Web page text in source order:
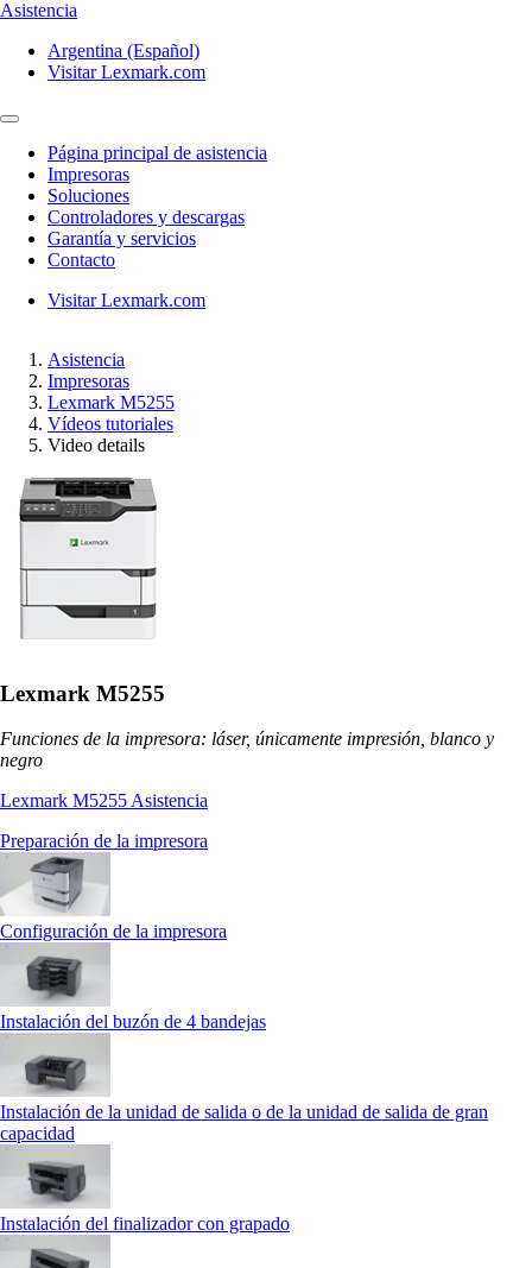
Asistencia
Argentina (Español)
Visitar Lexmark.com
Página principal de asistencia
Impresoras
Soluciones
Controladores y descargas
Garantía y servicios
Contacto
Visitar Lexmark.com
Asistencia
Impresoras
Lexmark M5255
Vídeos tutoriales
Video details
Lexmark M5255
Funciones de la impresora: láser, únicamente impresión, blanco y
negro
Lexmark M5255 Asistencia
Preparación de la impresora
Configuración de la impresora
Instalación del buzón de 4 bandejas
Instalación de la unidad de salida o de la unidad de salida de gran
capacidad
Instalación del finalizador con grapado